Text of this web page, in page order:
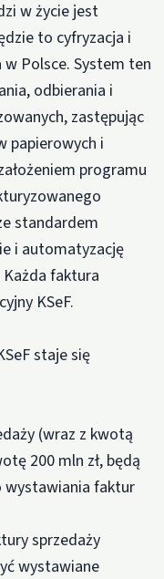
w życie jest
to cyfryzacja i
Polsce. System ten
odbierania i
zastępując
papierowych i
programu
standardem
i automatyzację
faktura
KSeF.
staje się
(wraz z kwotą
200 mln zł, będą
wystawiania faktur
sprzedaży
wystawiane